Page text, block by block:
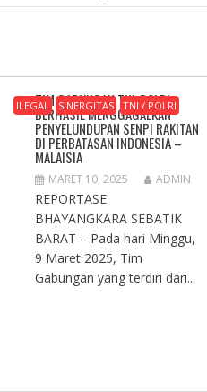
ILEGAL SINERGITAS TNI / POLRI
TIM GABUNGAN TNI-POLRI
BERHASIL MENGGAGALKAN
PENYELUNDUPAN SENPI RAKITAN
DI PERBATASAN INDONESIA –
MALAISIA
MARET 10, 2025 ADMIN
REPORTASE
BHAYANGKARA SEBATIK
BARAT – Pada hari Minggu,
9 Maret 2025, Tim
Gabungan yang terdiri dari...